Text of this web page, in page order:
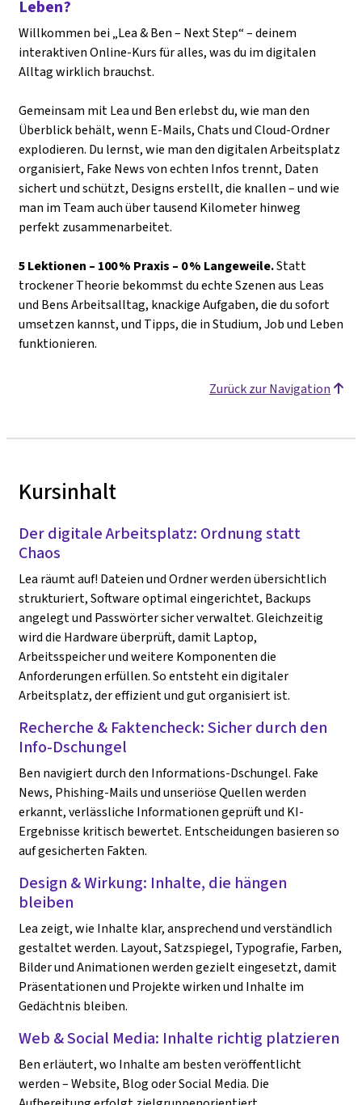
Leben?
Willkommen bei „Lea & Ben – Next Step“ – deinem
interaktiven Online‑Kurs für alles, was du im digitalen
Alltag wirklich brauchst.
Gemeinsam mit Lea und Ben erlebst du, wie man den
Überblick behält, wenn E‑Mails, Chats und Cloud‑Ordner
explodieren. Du lernst, wie man den digitalen Arbeitsplatz
organisiert, Fake News von echten Infos trennt, Daten
sichert und schützt, Designs erstellt, die knallen – und wie
man im Team auch über tausend Kilometer hinweg
perfekt zusammenarbeitet.
5 Lektionen – 100 % Praxis – 0 % Langeweile.Statt
trockener Theorie bekommst du echte Szenen aus Leas
und Bens Arbeitsalltag, knackige Aufgaben, die du sofort
umsetzen kannst, und Tipps, die in Studium, Job und Leben
funktionieren.
Zurück zur Navigation
Kursinhalt
Der digitale Arbeitsplatz: Ordnung statt
Chaos
Lea räumt auf! Dateien und Ordner werden übersichtlich
strukturiert, Software optimal eingerichtet, Backups
angelegt und Passwörter sicher verwaltet. Gleichzeitig
wird die Hardware überprüft, damit Laptop,
Arbeitsspeicher und weitere Komponenten die
Anforderungen erfüllen. So entsteht ein digitaler
Arbeitsplatz, der effizient und gut organisiert ist.
Recherche & Faktencheck: Sicher durch den
Info-Dschungel
Ben navigiert durch den Informations-Dschungel. Fake
News, Phishing-Mails und unseriöse Quellen werden
erkannt, verlässliche Informationen geprüft und KI-
Ergebnisse kritisch bewertet. Entscheidungen basieren so
auf gesicherten Fakten.
Design & Wirkung: Inhalte, die hängen
bleiben
Lea zeigt, wie Inhalte klar, ansprechend und verständlich
gestaltet werden. Layout, Satzspiegel, Typografie, Farben,
Bilder und Animationen werden gezielt eingesetzt, damit
Präsentationen und Projekte wirken und Inhalte im
Gedächtnis bleiben.
Web & Social Media: Inhalte richtig platzieren
Ben erläutert, wo Inhalte am besten veröffentlicht
werden – Website, Blog oder Social Media. Die